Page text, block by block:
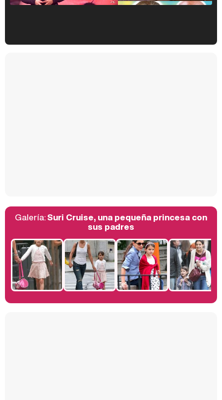
Belén Esteban: "Estoy emocionada, muy contenta y muy feliz por llegar a RTVE"
Manu Baqueiro: "Tuve como referente a Bruce Willis en 'Luz de Luna' para mi trabajo en la serie 'Perdiendo el juicio'"
Galería:Suri Cruise, una pequeña princesa con
sus padres